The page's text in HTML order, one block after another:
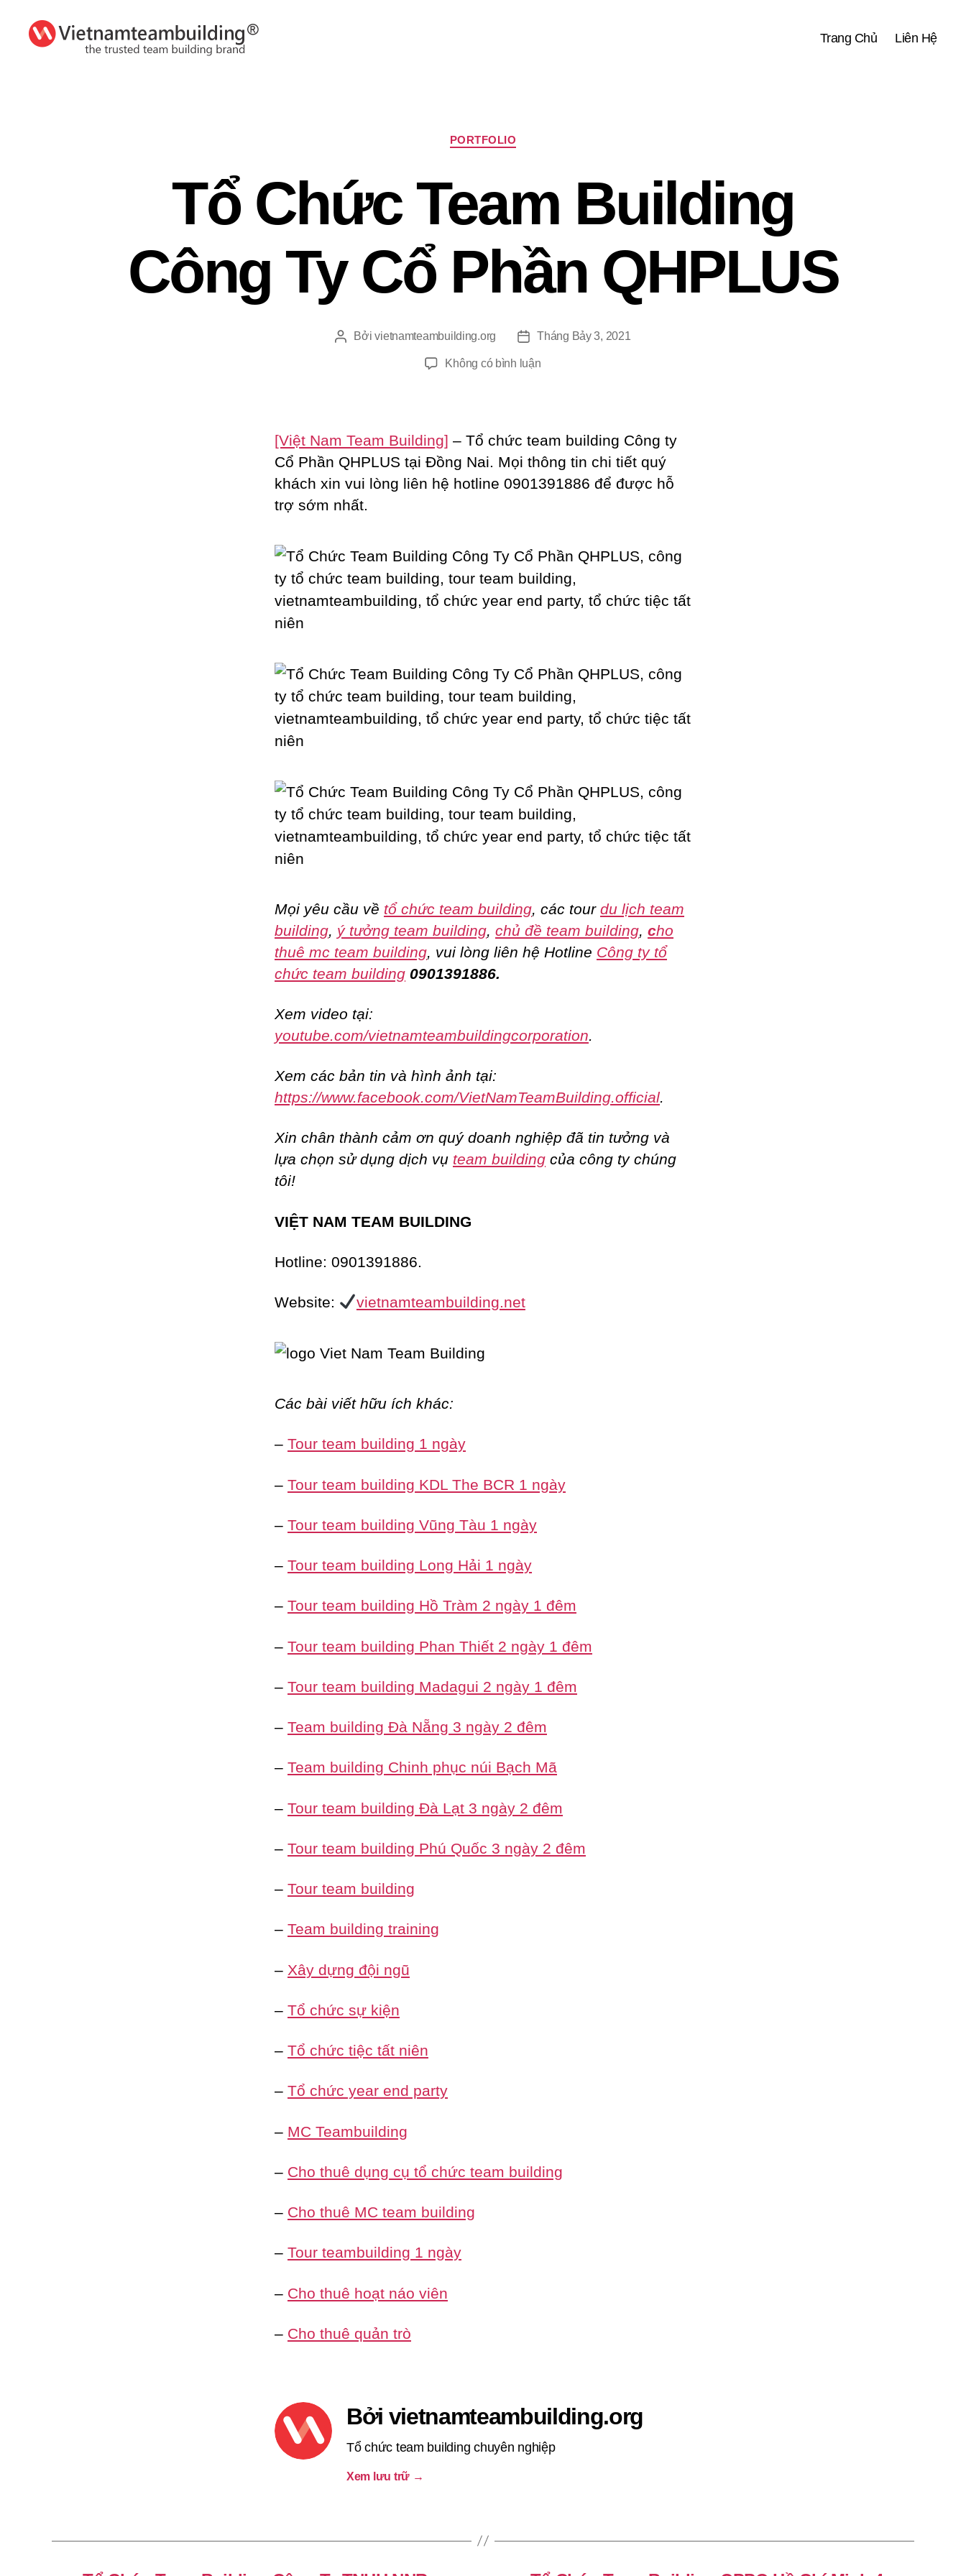
Trang Chủ Liên Hệ
Chuyên
mục
PORTFOLIO
Tổ Chức Team Building
Công Ty Cổ Phần QHPLUS
TácBởivietnamteambuilding.org
NgàyTháng Bảy 3, 2021
Không có bình luậnở
Công
Ty
Cổ
[Việt Nam Team Building] – Tổ chức team building Công ty
Cổ Phần QHPLUS tại Đồng Nai. Mọi thông tin chi tiết quý
khách xin vui lòng liên hệ hotline 0901391886 để được hỗ
trợ sớm nhất.
Mọi yêu cầu về tổ chức team building , các tour du lịch team
building ý tưởng team building chủ đề team building cho
thuê mc team building , vui lòng liên hệ Hotline Công ty tổ
chức team building 0901391886.
Xem video tại:
youtube.com/vietnamteambuildingcorporation.
Xem các bản tin và hình ảnh tại:
https://www.facebook.com/VietNamTeamBuilding.official.
Xin chân thành cảm ơn quý doanh nghiệp đã tin tưởng và
lựa chọn sử dụng dịch vụ team building của công ty chúng
tôi!
VIỆT NAM TEAM BUILDING
Hotline: 0901391886.
Website: vietnamteambuilding.net
Các bài viết hữu ích khác:
– Tour team building 1 ngày
– Tour team building KDL The BCR 1 ngày
– Tour team building Vũng Tàu 1 ngày
– Tour team building Long Hải 1 ngày
– Tour team building Hồ Tràm 2 ngày 1 đêm
– Tour team building Phan Thiết 2 ngày 1 đêm
– Tour team building Madagui 2 ngày 1 đêm
– Team building Đà Nẵng 3 ngày 2 đêm
– Team building Chinh phục núi Bạch Mã
– Tour team building Đà Lạt 3 ngày 2 đêm
– Tour team building Phú Quốc 3 ngày 2 đêm
– Tour team building
– Team building training
– Xây dựng đội ngũ
– Tổ chức sự kiện
– Tổ chức tiệc tất niên
– Tổ chức year end party
– MC Teambuilding
– Cho thuê dụng cụ tổ chức team building
– Cho thuê MC team building
– Tour teambuilding 1 ngày
– Cho thuê hoạt náo viên
– Cho thuê quản trò
Bởi vietnamteambuilding.org
Tổ chức team building chuyên nghiệp
Xem lưu trữ →